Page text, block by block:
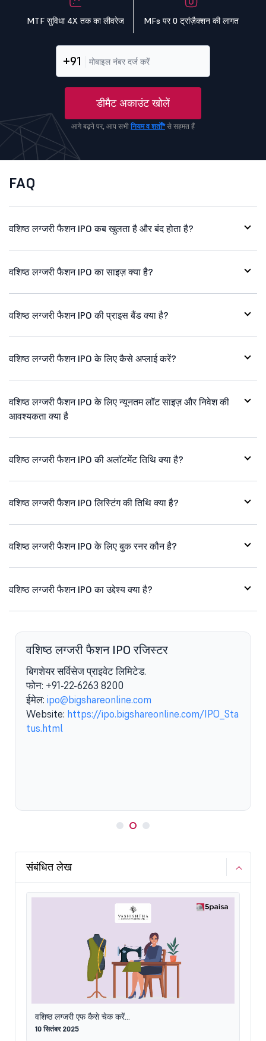
MTF सुविधा 4X तक का लीवरेज MFs पर 0 ट्रांज़ैक्शन की लागत
+91
डीमैट अकाउंट खोलें
आगे बढ़ने पर, आप सभी नियम व शर्तों*से सहमत हैं
FAQ
वशिष्ठ लग्जरी फैशन IPO कब खुलता है और बंद होता है?
वशिष्ठ लग्जरी फैशन IPO का साइज़ क्या है?
वशिष्ठ लग्जरी फैशन IPO की प्राइस बैंड क्या है?
वशिष्ठ लग्जरी फैशन IPO के लिए कैसे अप्लाई करें?
वशिष्ठ लग्जरी फैशन IPO के लिए न्यूनतम लॉट साइज़ और निवेश की
आवश्यकता क्या है
वशिष्ठ लग्जरी फैशन IPO की अलॉटमेंट तिथि क्या है?
वशिष्ठ लग्जरी फैशन IPO लिस्टिंग की तिथि क्या है?
वशिष्ठ लग्जरी फैशन IPO के लिए बुक रनर कौन है?
वशिष्ठ लग्जरी फैशन IPO का उद्देश्य क्या है?
वशिष्ठ लग्जरी फैशन IPO रजिस्टर
बिगशेयर सर्विसेज प्राइवेट लिमिटेड.
फोन: +91-22-6263 8200
ईमेल: ipo@bigshareonline.com
Website: https://ipo.bigshareonline.com/IPO_Sta
tus.html
संबंधित लेख
वशिष्ठ लग्जरी एफ कैसे चेक करें...
10 सितंबर 2025